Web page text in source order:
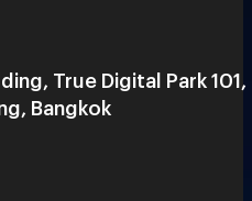
True Digital Park 101,
Bangkok